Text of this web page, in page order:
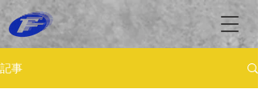
記事